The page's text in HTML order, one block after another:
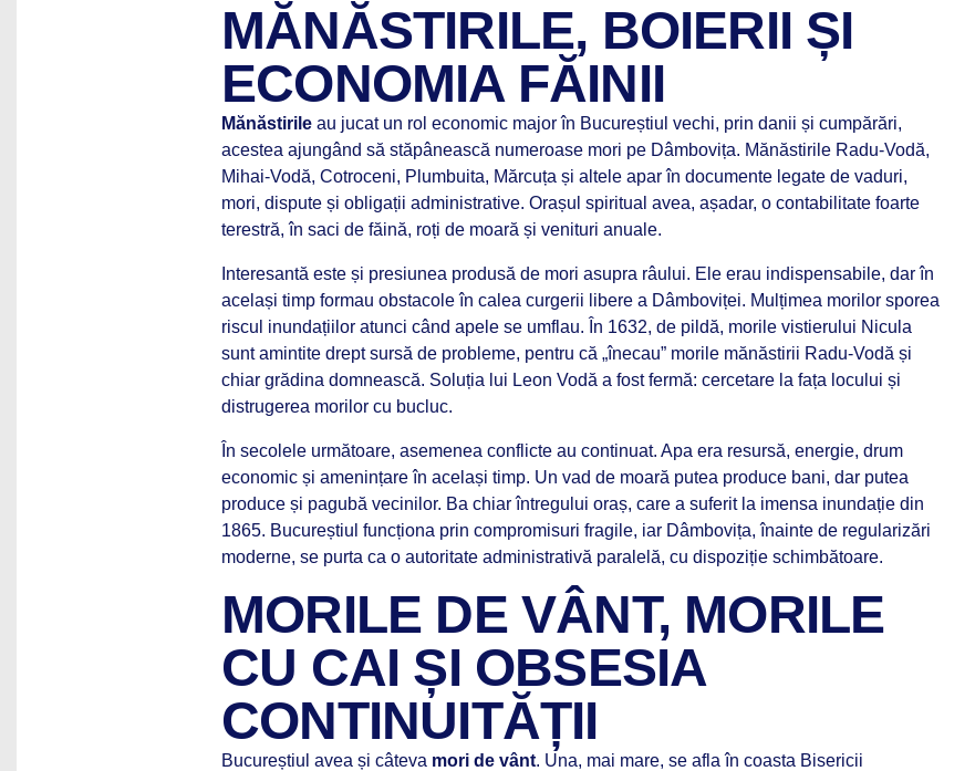
MĂNĂSTIRILE, BOIERII ȘI
ECONOMIA FĂINII
Mănăstirile au jucat un rol economic major în Bucureștiul vechi, prin danii și cumpărări,
acestea ajungând să stăpânească numeroase mori pe Dâmbovița. Mănăstirile Radu-Vodă,
Mihai-Vodă, Cotroceni, Plumbuita, Mărcuța și altele apar în documente legate de vaduri,
mori, dispute și obligații administrative. Orașul spiritual avea, așadar, o contabilitate foarte
terestră, în saci de făină, roți de moară și venituri anuale.
Interesantă este și presiunea produsă de mori asupra râului. Ele erau indispensabile, dar în
același timp formau obstacole în calea curgerii libere a Dâmboviței. Mulțimea morilor sporea
riscul inundațiilor atunci când apele se umflau. În 1632, de pildă, morile vistierului Nicula
sunt amintite drept sursă de probleme, pentru că „înecau” morile mănăstirii Radu-Vodă și
chiar grădina domnească. Soluția lui Leon Vodă a fost fermă: cercetare la fața locului și
distrugerea morilor cu bucluc.
În secolele următoare, asemenea conflicte au continuat. Apa era resursă, energie, drum
economic și amenințare în același timp. Un vad de moară putea produce bani, dar putea
produce și pagubă vecinilor. Ba chiar întregului oraș, care a suferit la imensa inundație din
1865. Bucureștiul funcționa prin compromisuri fragile, iar Dâmbovița, înainte de regularizări
moderne, se purta ca o autoritate administrativă paralelă, cu dispoziție schimbătoare.
MORILE DE VÂNT, MORILE
CU CAI ȘI OBSESIA
CONTINUITĂȚII
Bucureștiul avea și câteva mori de vânt. Una, mai mare, se afla în coasta Bisericii